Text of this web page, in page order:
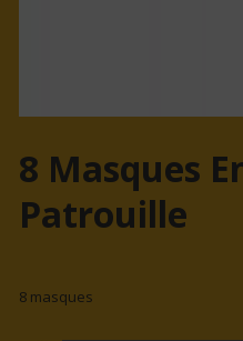
8 Masques
Patrouille
8 masques